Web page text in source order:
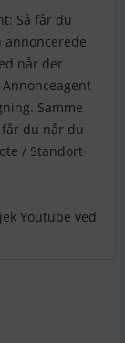
Så får du
når der
Annonceagent
Samme
du når du
/ Standort
Youtube ved